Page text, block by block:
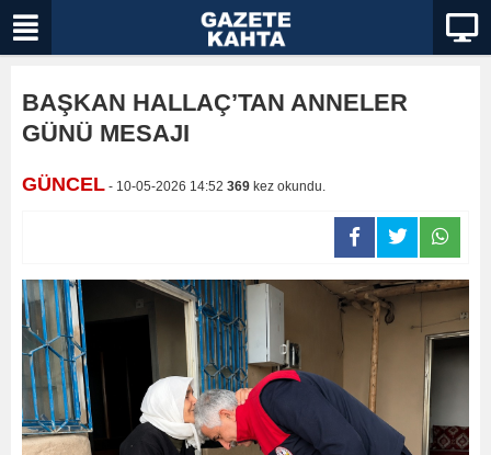
BAŞKAN HALLAÇ’TAN ANNELER
GÜNÜ MESAJI
GÜNCEL - 10-05-2026 14:52 369 kez okundu.